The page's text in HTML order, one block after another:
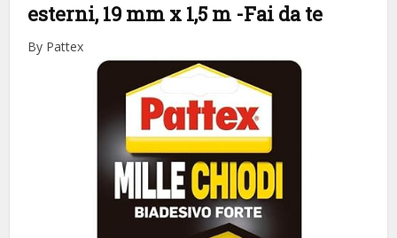
esterni, 19 mm x 1,5 m -Fai da te
By Pattex